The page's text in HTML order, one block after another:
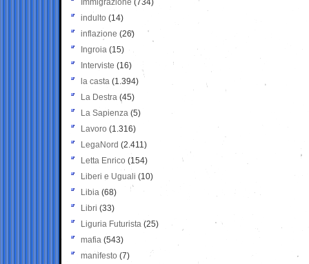
Immigrazione (734)
indulto (14)
inflazione (26)
Ingroia (15)
Interviste (16)
la casta (1.394)
La Destra (45)
La Sapienza (5)
Lavoro (1.316)
LegaNord (2.411)
Letta Enrico (154)
Liberi e Uguali (10)
Libia (68)
Libri (33)
Liguria Futurista (25)
mafia (543)
manifesto (7)